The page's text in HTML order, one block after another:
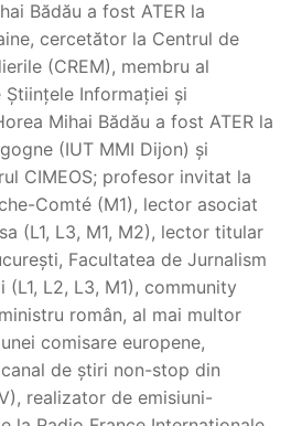
Bădău a fost ATER la
cercetător la Centrul de
(CREM), membru al
Informației și
Mihai Bădău a fost ATER la
(IUT MMI Dijon) și
CIMEOS; profesor invitat la
Comté (M1), lector asociat
(L1, L3, M1, M2), lector titular
Facultatea de Jurnalism
L2, L3, M1), community
român, al mai multor
comisare europene,
de știri non-stop din
realizator de emisiuni-